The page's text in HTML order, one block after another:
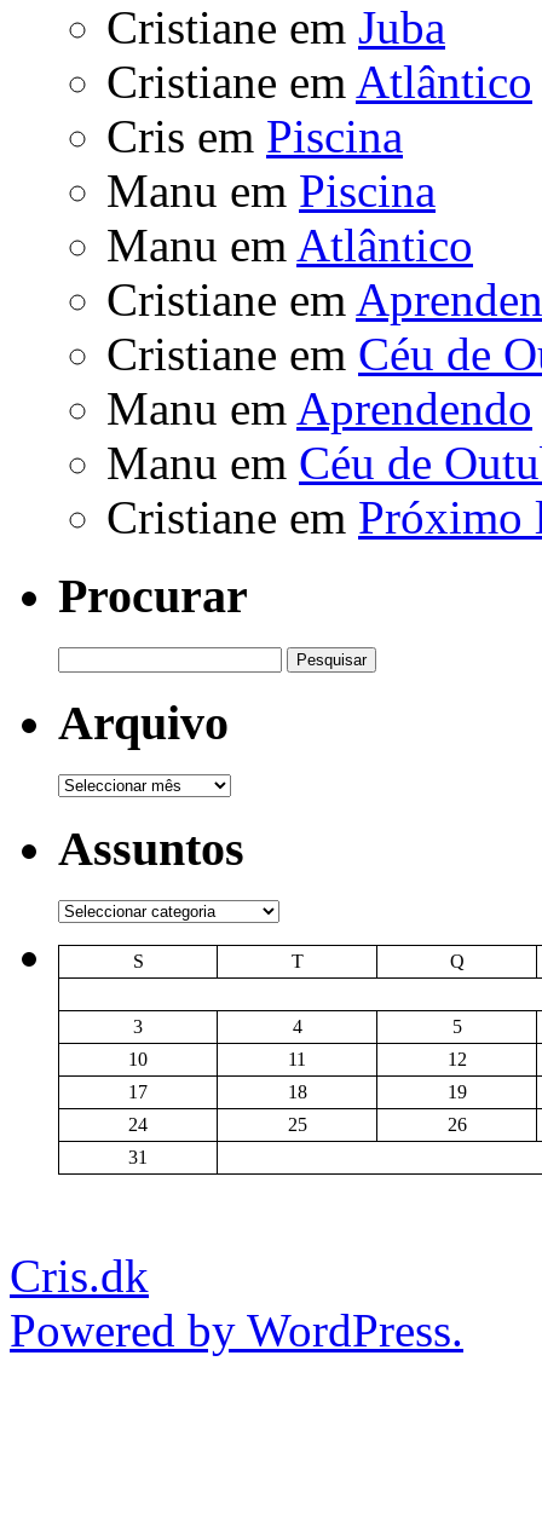
Cristiane em Juba
Cristiane em Atlântico
Cris em Piscina
Manu em Piscina
Manu em Atlântico
Cristiane em
Cristiane em Céu de
Manu em Aprendendo
Manu em Céu de
Cristiane em Próximo
Procurar
por:
Arquivo
Arquivo
Assuntos
Assuntos
S T Q
3 4
5
10
11
12
17
18
19
24
25
26
31
Cris.dk
Powered by WordPress.